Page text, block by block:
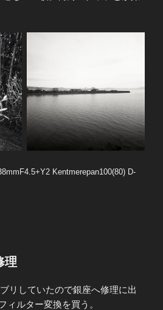
Kentmerepan100(80) D-
理
リしていたので銀座へ修理に出
ィルター変換を買う。